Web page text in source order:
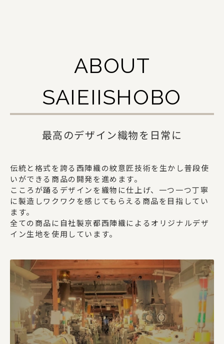
お問い合わせ
ABOUT
SAIEIISHOBO
最高のデザイン織物を日常に
伝統と格式を誇る西陣織の紋意匠技術を生かし普段使
いができる商品の開発を進めます。
こころが踊るデザインを織物に仕上げ、一つ一つ丁寧
に製造しワクワクを感じてもらえる商品を目指してい
ます。
全ての商品に自社製京都西陣織によるオリジナルデザ
イン生地を使用しています。